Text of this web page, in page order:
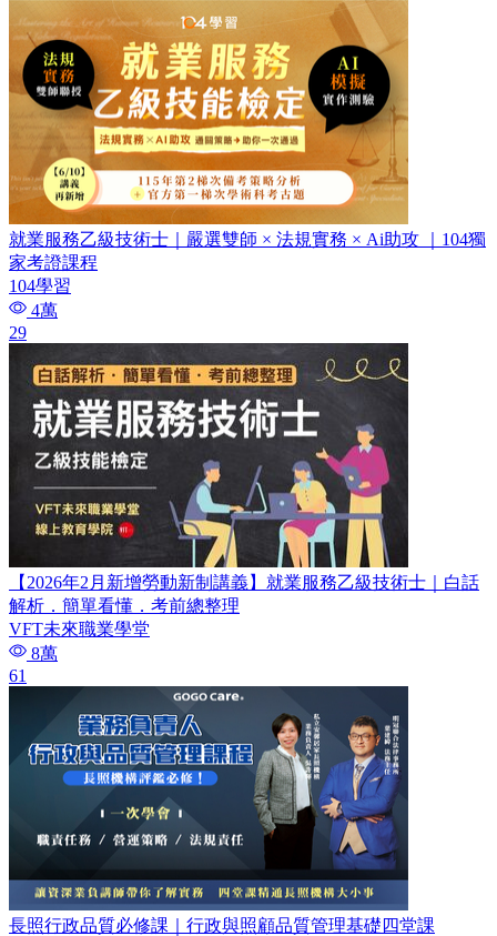
就業服務乙級技術士｜嚴選雙師 × 法規實務 × Ai助攻 ｜104獨
家考證課程
104學習
4萬
29
【2026年2月新增勞動新制講義】就業服務乙級技術士｜白話
解析．簡單看懂．考前總整理
VFT未來職業學堂
8萬
61
長照行政品質必修課｜行政與照顧品質管理基礎四堂課